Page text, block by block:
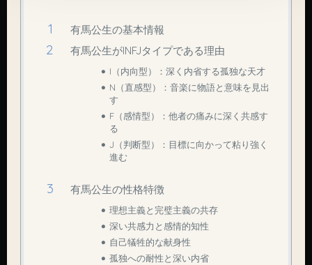
有馬公生の基本情報
有馬公生がINFJタイプである理由
I（内向型）：深く内省する孤独な天才
N（直感型）：音楽に物語と意味を見出
す
F（感情型）：他者の痛みに深く共感す
る
J（判断型）：目標に向かって粘り強く
進む
有馬公生の性格特徴
理想主義と完璧主義の共存
深い共感力と感情的知性
自己犠牲的な献身性
孤独への耐性と深い内省